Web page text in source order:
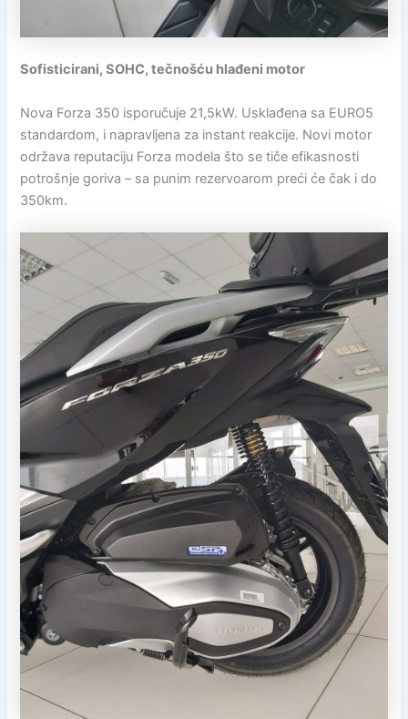
Sofisticirani, SOHC, tečnošću hlađeni motor
Nova Forza 350 isporučuje 21,5kW. Usklađena sa EURO5
standardom, i napravljena za instant reakcije. Novi motor
održava reputaciju Forza modela što se tiče efikasnosti
potrošnje goriva – sa punim rezervoarom preći će čak i do
350km.